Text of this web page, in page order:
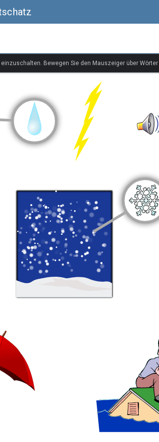
Bewegen Sie den Mauszeiger über